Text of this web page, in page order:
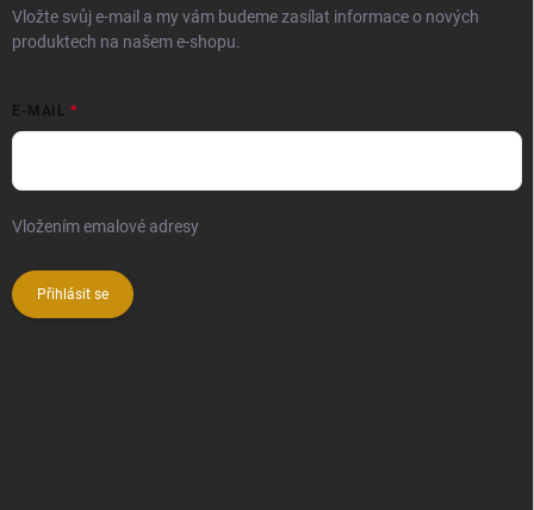
Vložte svůj e-mail a my vám budeme zasílat informace o nových
produktech na našem e-shopu.
E-MAIL
Vložením emalové adresy
Přihlásit se